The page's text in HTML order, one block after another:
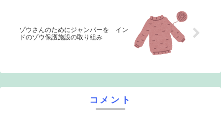
ゾウさんのためにジャンパーを イン
ドのゾウ保護施設の取り組み
コメント